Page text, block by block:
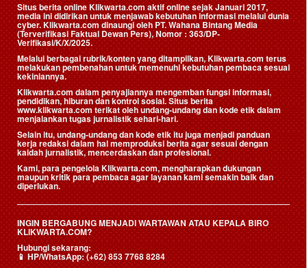
Situs berita online Klikwarta.com aktif online sejak Januari 2017,
media ini didirikan untuk menjawab kebutuhan informasi melalui dunia
cyber. Klikwarta.com dinaungi oleh PT. Wahana Bintang Media
(Terverifikasi Faktual Dewan Pers), Nomor : 363/DP-
Verifikasi/K/X/2025.
Melalui berbagai rubrik/konten yang ditampilkan, Klikwarta.com terus
melakukan pembenahan untuk memenuhi kebutuhan pembaca sesuai
kekiniannya.
Klikwarta.com dalam penyajiannya mengemban fungsi informasi,
pendidikan, hiburan dan kontrol sosial. Situs berita
www.klikwarta.com terikat oleh undang-undang dan kode etik dalam
menjalankan tugas jurnalistik sehari-hari.
Selain itu, undang-undang dan kode etik itu juga menjadi panduan
kerja redaksi dalam hal memproduksi berita agar sesuai dengan
kaidah jurnalistik, mencerdaskan dan profesional.
Kami, para pengelola Klikwarta.com, mengharapkan dukungan
maupun kritik para pembaca agar layanan kami semakin baik dan
diperlukan.
INGIN BERGABUNG MENJADI WARTAWAN ATAU KEPALA BIRO
KLIKWARTA.COM?
Hubungi sekarang:
📱HP/WhatsApp:(+62) 853 7768 8284